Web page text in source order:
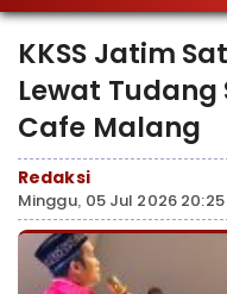
KKSS Jatim
Lewat Tudang
Cafe Malang
Redaksi
Minggu, 05 Jul 2026 20:25